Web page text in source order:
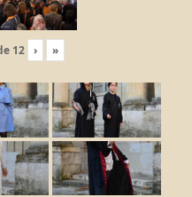
12 › »